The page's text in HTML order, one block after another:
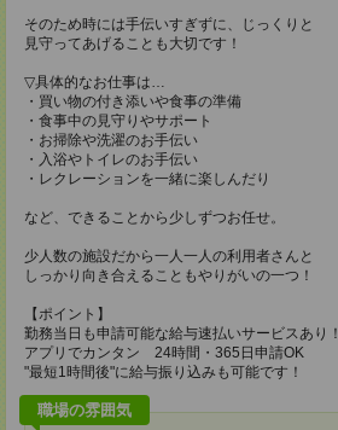
そのため時には手伝いすぎずに、じっくりと
見守ってあげることも大切です！
▽具体的なお仕事は…
・買い物の付き添いや食事の準備
・食事中の見守りやサポート
・お掃除や洗濯のお手伝い
・入浴やトイレのお手伝い
・レクレーションを一緒に楽しんだり
など、できることから少しずつお任せ。
少人数の施設だから一人一人の利用者さんと
しっかり向き合えることもやりがいの一つ！
【ポイント】
勤務当日も申請可能な給与速払いサービスあり！
アプリでカンタン 24時間・365日申請OK
"最短1時間後"に給与振り込みも可能です！
職場の雰囲気